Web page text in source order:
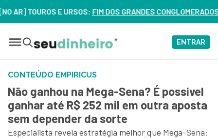
TOUROS E URSOS:FIM DOS GRANDES CONGLOMERADOS NO
ENTRAR
CONTEÚDO EMPIRICUS
Não ganhou na Mega-Sena? É possível
ganhar até R$ 252 mil em outra aposta
sem depender da sorte
Especialista revela estratégia melhor que Mega-Sena: